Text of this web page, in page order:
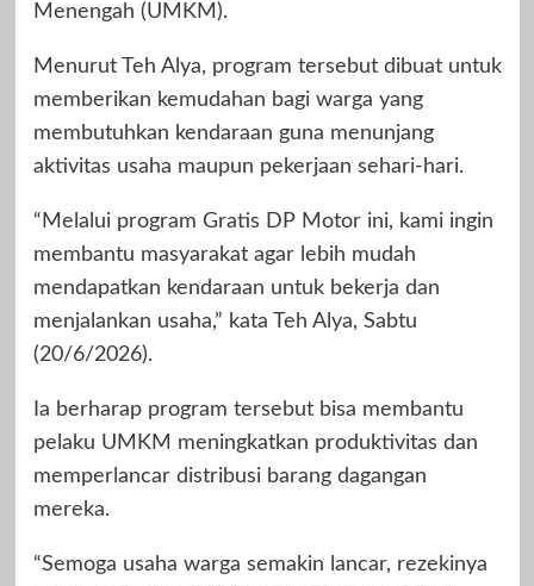
Menengah (UMKM).
Menurut Teh Alya, program tersebut dibuat untuk
memberikan kemudahan bagi warga yang
membutuhkan kendaraan guna menunjang
aktivitas usaha maupun pekerjaan sehari-hari.
“Melalui program Gratis DP Motor ini, kami ingin
membantu masyarakat agar lebih mudah
mendapatkan kendaraan untuk bekerja dan
menjalankan usaha,” kata Teh Alya, Sabtu
(20/6/2026).
Ia berharap program tersebut bisa membantu
pelaku UMKM meningkatkan produktivitas dan
memperlancar distribusi barang dagangan
mereka.
“Semoga usaha warga semakin lancar, rezekinya